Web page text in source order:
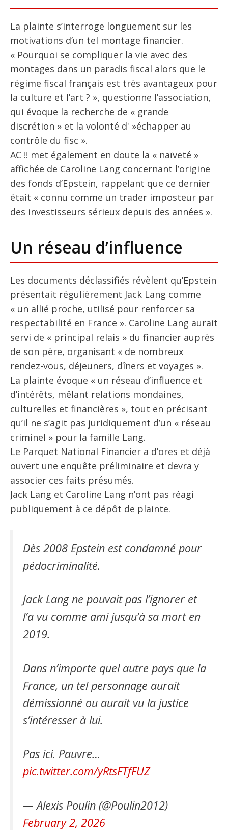
La plainte s’interroge longuement sur les
motivations d’un tel montage financier.
« Pourquoi se compliquer la vie avec des
montages dans un paradis fiscal alors que le
régime fiscal français est très avantageux pour
la culture et l’art ? », questionne l’association,
qui évoque la recherche de « grande
discrétion » et la volonté d' »échapper au
contrôle du fisc ».
AC !! met également en doute la « naïveté »
affichée de Caroline Lang concernant l’origine
des fonds d’Epstein, rappelant que ce dernier
était « connu comme un trader imposteur par
des investisseurs sérieux depuis des années ».
Un réseau d’influence
Les documents déclassifiés révèlent qu’Epstein
présentait régulièrement Jack Lang comme
« un allié proche, utilisé pour renforcer sa
respectabilité en France ». Caroline Lang aurait
servi de « principal relais » du financier auprès
de son père, organisant « de nombreux
rendez-vous, déjeuners, dîners et voyages ».
La plainte évoque « un réseau d’influence et
d’intérêts, mêlant relations mondaines,
culturelles et financières », tout en précisant
qu’il ne s’agit pas juridiquement d’un « réseau
criminel » pour la famille Lang.
Le Parquet National Financier a d’ores et déjà
ouvert une enquête préliminaire et devra y
associer ces faits présumés.
Jack Lang et Caroline Lang n’ont pas réagi
publiquement à ce dépôt de plainte.
Dès 2008 Epstein est condamné pour
pédocriminalité.
Jack Lang ne pouvait pas l’ignorer et
l’a vu comme ami jusqu’à sa mort en
2019.
Dans n’importe quel autre pays que la
France, un tel personnage aurait
démissionné ou aurait vu la justice
s’intéresser à lui.
Pas ici. Pauvre…
pic.twitter.com/yRtsFTfFUZ
— Alexis Poulin (@Poulin2012)
February 2, 2026